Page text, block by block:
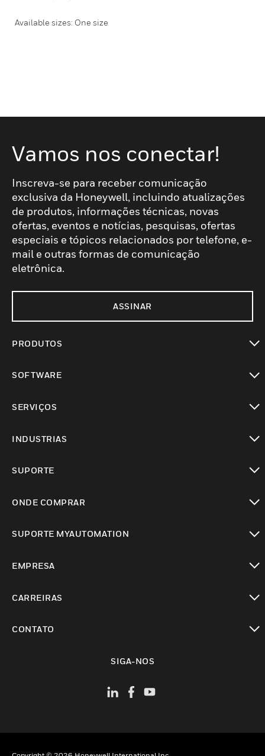
Available sizes: One size
Vamos nos conectar!
Inscreva-se para receber comunicação
exclusiva da Honeywell, incluindo atualizações
de produtos, informações técnicas, novas
ofertas, eventos e notícias, pesquisas, ofertas
especiais e tópicos relacionados por telefone, e-
mail e outras formas de comunicação
eletrônica.
ASSINAR
PRODUTOS
SOFTWARE
SERVIÇOS
INDUSTRIAS
SUPORTE
ONDE COMPRAR
SUPORTE MYAUTOMATION
EMPRESA
CARREIRAS
CONTATO
SIGA-NOS